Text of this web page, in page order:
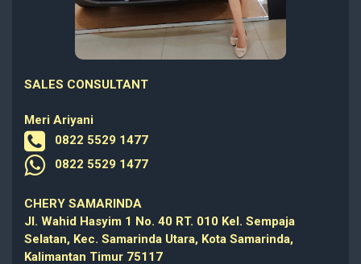
SALES CONSULTANT
Meri Ariyani
0822 5529 1477
0822 5529 1477
CHERY SAMARINDA
Jl. Wahid Hasyim 1 No. 40 RT. 010 Kel. Sempaja
Selatan, Kec. Samarinda Utara, Kota Samarinda,
Kalimantan Timur 75117